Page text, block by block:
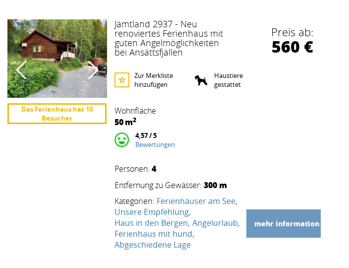
Jämtland 2937 - Neu
renoviertes Ferienhaus mit
guten Angelmöglichkeiten
bei Ansättsfjällen
Das Ferienhaus hat 10
Besucher
Zur Merkliste
hinzufügen
Haustiere
gestattet
Wohnfläche
50m2
4,57 / 5
Bewertungen
Personen: 4
Entfernung zu Gewässer: 300 m
Kategorien: Ferienhäuser am See
Unsere Empfehlung
Haus in den Bergen Angelurlaub
Ferienhaus mit hund
Abgeschiedene Lage
Preis ab:
560 €
mehr information